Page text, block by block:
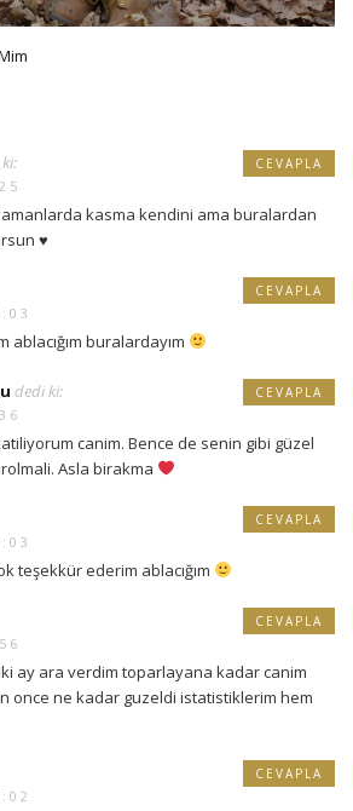
kasma kendini ama buralardan
♥️
CEVAPLA
buralardayım
CEVAPLA
dedi ki:
canim. Bence de senin gibi güzel
Asla birakma
CEVAPLA
teşekkür ederim ablacığım
CEVAPLA
ay ara verdim toparlayana kadar canim
once ne kadar guzeldi istatistiklerim hem
CEVAPLA
CEVAPLA